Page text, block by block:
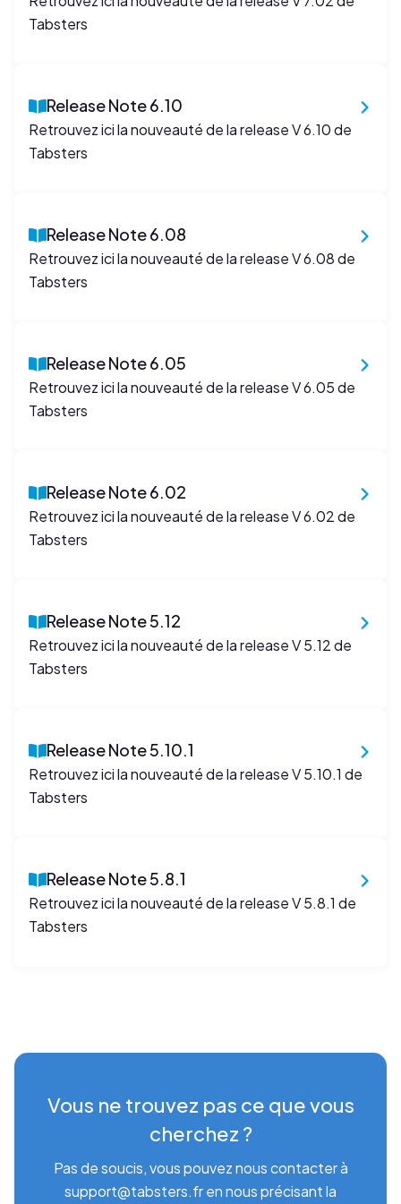
Tabsters
Release Note 6.10
Retrouvez ici la nouveauté de la release V 6.10 de
Tabsters
Release Note 6.08
Retrouvez ici la nouveauté de la release V 6.08 de
Tabsters
Release Note 6.05
Retrouvez ici la nouveauté de la release V 6.05 de
Tabsters
Release Note 6.02
Retrouvez ici la nouveauté de la release V 6.02 de
Tabsters
Release Note 5.12
Retrouvez ici la nouveauté de la release V 5.12 de
Tabsters
Release Note 5.10.1
Retrouvez ici la nouveauté de la release V 5.10.1 de
Tabsters
Release Note 5.8.1
Retrouvez ici la nouveauté de la release V 5.8.1 de
Tabsters
Vous ne trouvez pas ce que vous
cherchez ?
Pas de soucis, vous pouvez nous contacter à
support@tabsters.fr en nous précisant la